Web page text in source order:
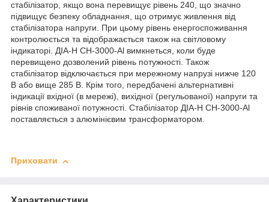
стабілізатор, якщо вона перевищує рівень 240, що значно
підвищує безпеку обладнання, що отримує живлення від
стабілізатора напруги. При цьому рівень енергоспоживання
контролюється та відображається також на світловому
індикаторі. ДІА-Н СН-3000-Аl вимкнеться, коли буде
перевищено дозволений рівень потужності. Також
стабілізатор відключається при мережному напрузі нижче 120
В або вище 285 В. Крім того, передбачені альтернативні
індикації вхідної (в мережі), вихідної (регульованої) напруги та
рівнів споживаної потужності. Стабілізатор ДІА-Н СН-3000-Аl
поставляється з алюмінієвим трансформатором.
Приховати